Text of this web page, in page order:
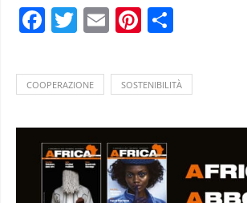
Facebook
Twitter
EmailPinterest
COOPERAZIONE SOSTENIBILITÀ